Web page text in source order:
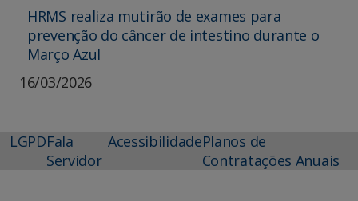
HRMS realiza mutirão de exames para
prevenção do câncer de intestino durante o
Março Azul
16/03/2026
LGPDFala
Servidor
AcessibilidadePlanos de
Contratações Anuais